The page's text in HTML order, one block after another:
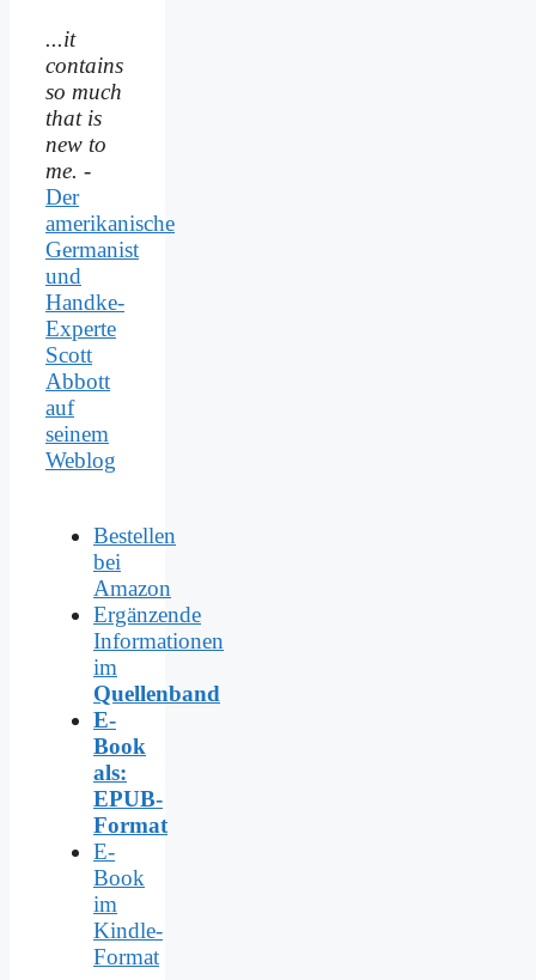
...it
contains
so much
that is
new to
me. -
Der
amerikanische
Germanist
und
Handke-
Experte
Scott
Abbott
auf
seinem
Weblog
Bestellen
bei
Amazon
Ergänzende
Informationen
im
Quellenband
E-
Book
als:
EPUB-
Format
E-
Book
im
Kindle-
Format